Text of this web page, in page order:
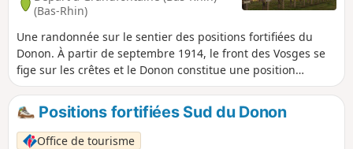
(Bas-Rhin)
Une randonnée sur le sentier des positions fortifiées du
Donon. À partir de septembre 1914, le front des Vosges se
fige sur les crêtes et le Donon constitue une position
défensive de première importance. Dès 1915, les allemands
mettent en œuvre un chantier colossal.
Positions fortifiées Sud du Donon
Office de tourisme